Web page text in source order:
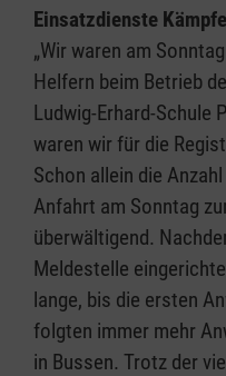
Einsatzdienste
„Wir waren am
Helfern beim Betrieb
Ludwig-Erhard-Schule
waren wir für die
Schon allein die
Anfahrt am Sonntag
überwältigend.
Meldestelle
lange, bis die ersten
folgten immer mehr
in Bussen. Trotz der